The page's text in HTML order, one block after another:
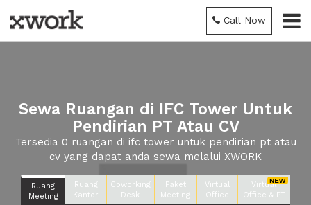
Call Now
Sewa Ruangan di IFC Tower Untuk
Pendirian PT Atau CV
Tersedia 0 ruangan di ifc tower untuk pendirian pt atau
cv yang dapat anda sewa melalui XWORK
Ruang
Meeting
Ruang
Kantor
Coworking
Desk
Paket
Meeting
Virtual
Office
Virtual
Office & PT